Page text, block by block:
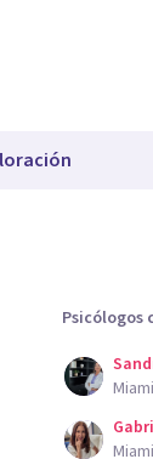
Psicólogos